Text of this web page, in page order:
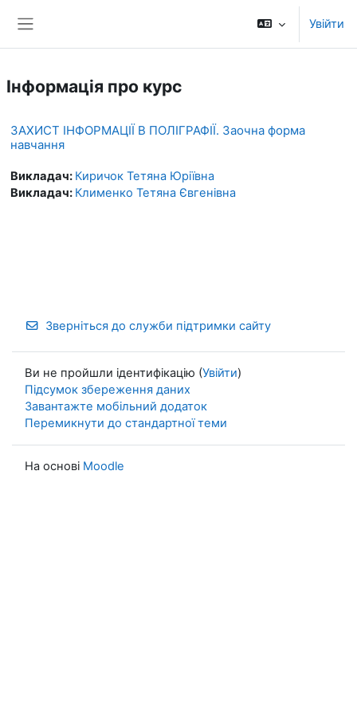
Увійти
Інформація про курс
ЗАХИСТ ІНФОРМАЦІЇ В ПОЛІГРАФІЇ. Заочна форма
навчання
Викладач: Киричок Тетяна Юріївна
Викладач: Клименко Тетяна Євгенівна
Зверніться до служби підтримки сайту
Ви не пройшли ідентифікацію (Увійти)
Підсумок збереження даних
Завантажте мобільний додаток
Перемикнути до стандартної теми
На основі Moodle